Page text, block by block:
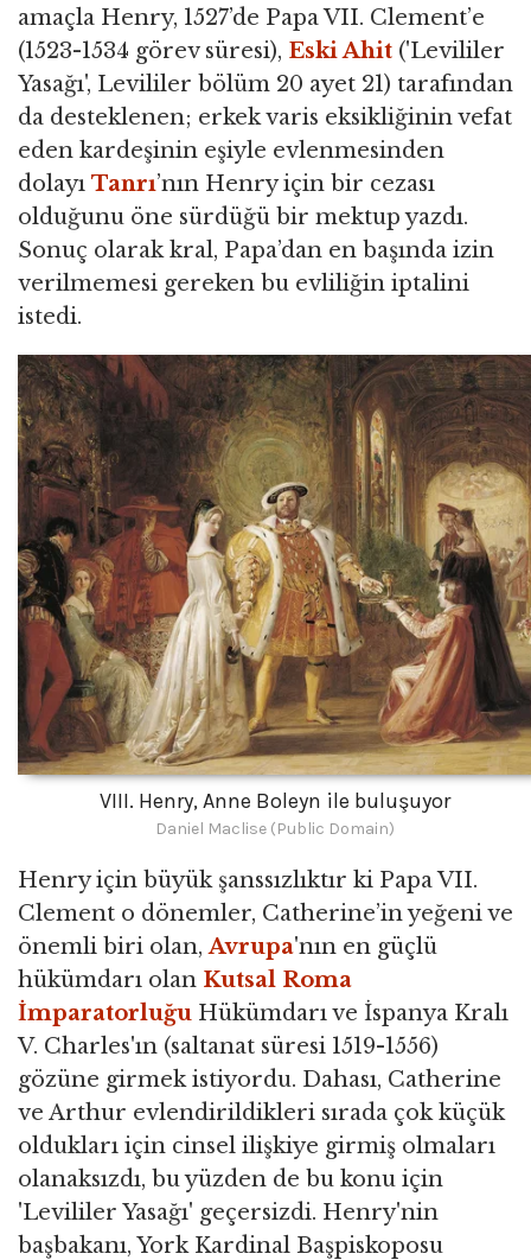
amaçla Henry, 1527’de Papa VII. Clement’e
(1523-1534 görev süresi), Eski Ahit ('Levililer
Yasağı', Levililer bölüm 20 ayet 21) tarafından
da desteklenen; erkek varis eksikliğinin vefat
eden kardeşinin eşiyle evlenmesinden
dolayı Tanrı’nın Henry için bir cezası
olduğunu öne sürdüğü bir mektup yazdı.
Sonuç olarak kral, Papa’dan en başında izin
verilmemesi gereken bu evliliğin iptalini
istedi.
VIII. Henry, Anne Boleyn ile buluşuyor
Daniel Maclise (Public Domain)
Henry için büyük şanssızlıktır ki Papa VII.
Clement o dönemler, Catherine’in yeğeni ve
önemli biri olan,Avrupa'nın en güçlü
hükümdarı olan Kutsal Roma
İmparatorluğu Hükümdarı ve İspanya Kralı
V. Charles'ın (saltanat süresi 1519-1556)
gözüne girmek istiyordu. Dahası, Catherine
ve Arthur evlendirildikleri sırada çok küçük
oldukları için cinsel ilişkiye girmiş olmaları
olanaksızdı, bu yüzden de bu konu için
'Levililer Yasağı' geçersizdi. Henry'nin
başbakanı, York Kardinal Başpiskoposu